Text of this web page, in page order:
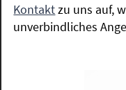
Kontaktzu uns auf,
unverbindliches